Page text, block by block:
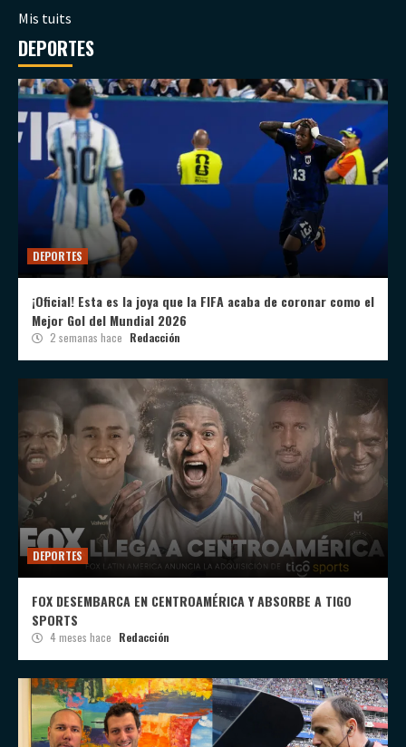
Mis tuits
DEPORTES
DEPORTES
¡Oficial! Esta es la joya que la FIFA acaba de coronar como el
Mejor Gol del Mundial 2026
2 semanas hace Redacción
DEPORTES
FOX DESEMBARCA EN CENTROAMÉRICA Y ABSORBE A TIGO
SPORTS
4 meses hace Redacción